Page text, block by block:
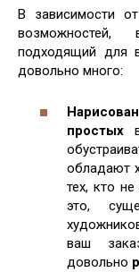
В зависимости
подходящий для
довольно много:
простых
обладают
тех, кто
это,
ваш
довольно